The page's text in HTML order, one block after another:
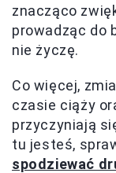
znacząco
prowadząc do
nie życzę.
Co więcej,
czasie ciąży
przyczyniają
tu jesteś,
spodziewać